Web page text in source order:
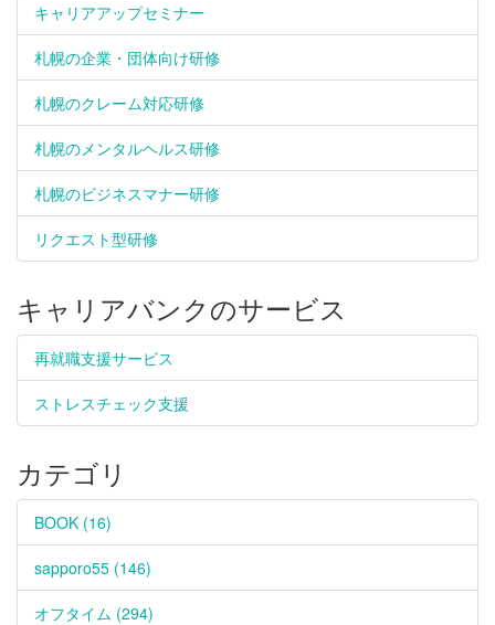
キャリアアップセミナー
札幌の企業・団体向け研修
札幌のクレーム対応研修
札幌のメンタルヘルス研修
札幌のビジネスマナー研修
リクエスト型研修
キャリアバンクのサービス
再就職支援サービス
ストレスチェック支援
カテゴリ
BOOK (16)
sapporo55 (146)
オフタイム (294)